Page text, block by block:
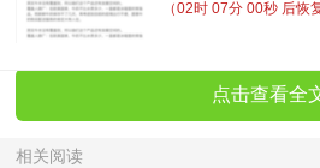
（02时 07分 00秒 后恢
点击查看全
相关阅读